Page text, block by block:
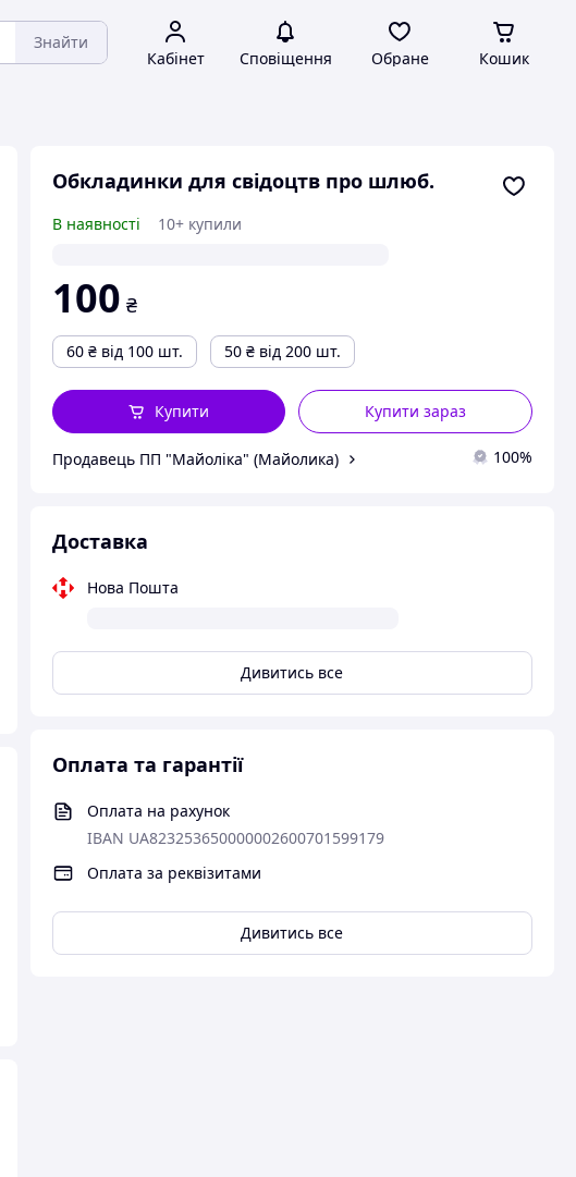
Знайти
Кабінет Сповіщення Обране Кошик
Обкладинки для свідоцтв про шлюб.
В наявності 10+ купили
100 ₴
60 ₴ від 100 шт. 50 ₴ від 200 шт.
Купити зараз
Купити
Продавець ПП "Майоліка" (Майолика) 100%
Доставка
Нова Пошта
Дивитись все
Оплата та гарантії
Оплата на рахунок
IBAN UA823253650000002600701599179
Оплата за реквізитами
Дивитись все